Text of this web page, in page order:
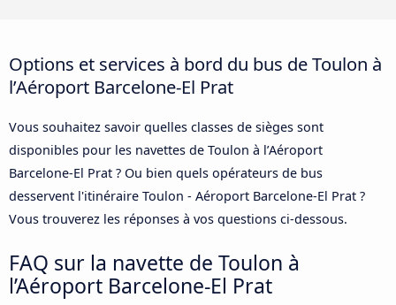
Options et services à bord du bus de Toulon à
l’Aéroport Barcelone-El Prat
Vous souhaitez savoir quelles classes de sièges sont
disponibles pour les navettes de Toulon à l’Aéroport
Barcelone-El Prat ? Ou bien quels opérateurs de bus
desservent l'itinéraire Toulon - Aéroport Barcelone-El Prat ?
Vous trouverez les réponses à vos questions ci-dessous.
FAQ sur la navette de Toulon à
l’Aéroport Barcelone-El Prat